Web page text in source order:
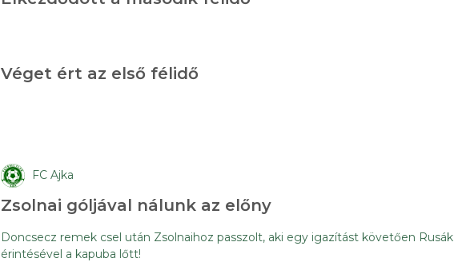
Véget ért az első félidő
FC Ajka
Zsolnai góljával nálunk az előny
Doncsecz remek csel után Zsolnaihoz passzolt, aki egy igazítást követően Rusák
érintésével a kapuba lőtt!